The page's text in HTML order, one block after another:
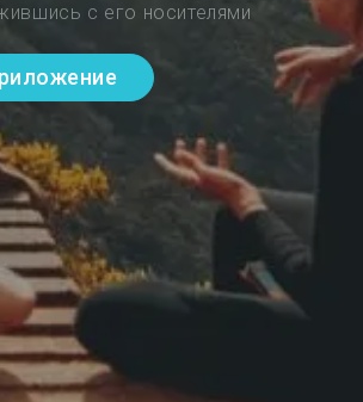
с его носителями